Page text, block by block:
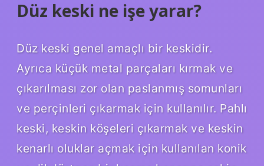
Düz keski ne işe yarar?
Düz keski genel amaçlı bir keskidir.
Ayrıca küçük metal parçaları kırmak ve
çıkarılması zor olan paslanmış somunları
ve perçinleri çıkarmak için kullanılır. Pahlı
keski, keskin köşeleri çıkarmak ve keskin
kenarlı oluklar açmak için kullanılan konik